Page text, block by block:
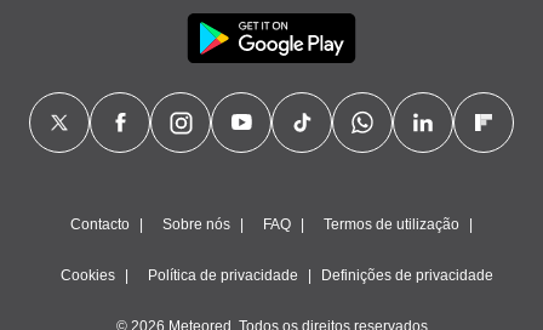
Contacto Sobre nós FAQ Termos de utilização
Cookies Política de privacidade Definições de privacidade
© 2026 Meteored. Todos os direitos reservados